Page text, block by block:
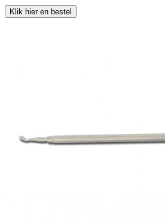
Klik hier en bestel